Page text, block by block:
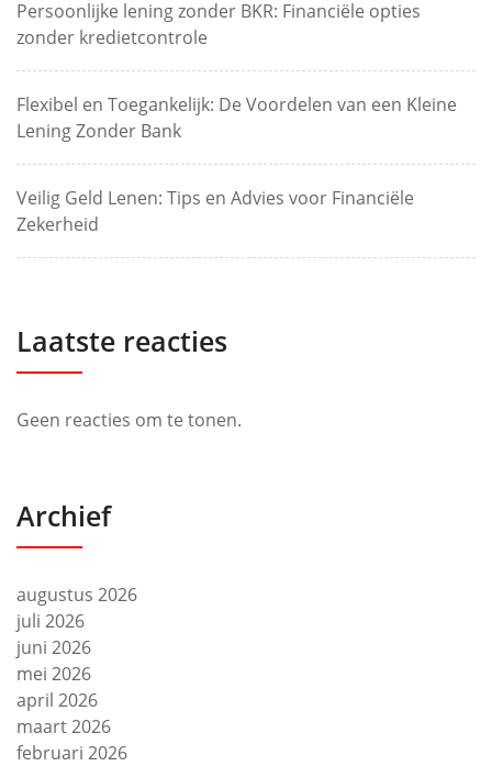
Persoonlijke lening zonder BKR: Financiële opties
zonder kredietcontrole
Flexibel en Toegankelijk: De Voordelen van een Kleine
Lening Zonder Bank
Veilig Geld Lenen: Tips en Advies voor Financiële
Zekerheid
Laatste reacties
Geen reacties om te tonen.
Archief
augustus 2026
juli 2026
juni 2026
mei 2026
april 2026
maart 2026
februari 2026